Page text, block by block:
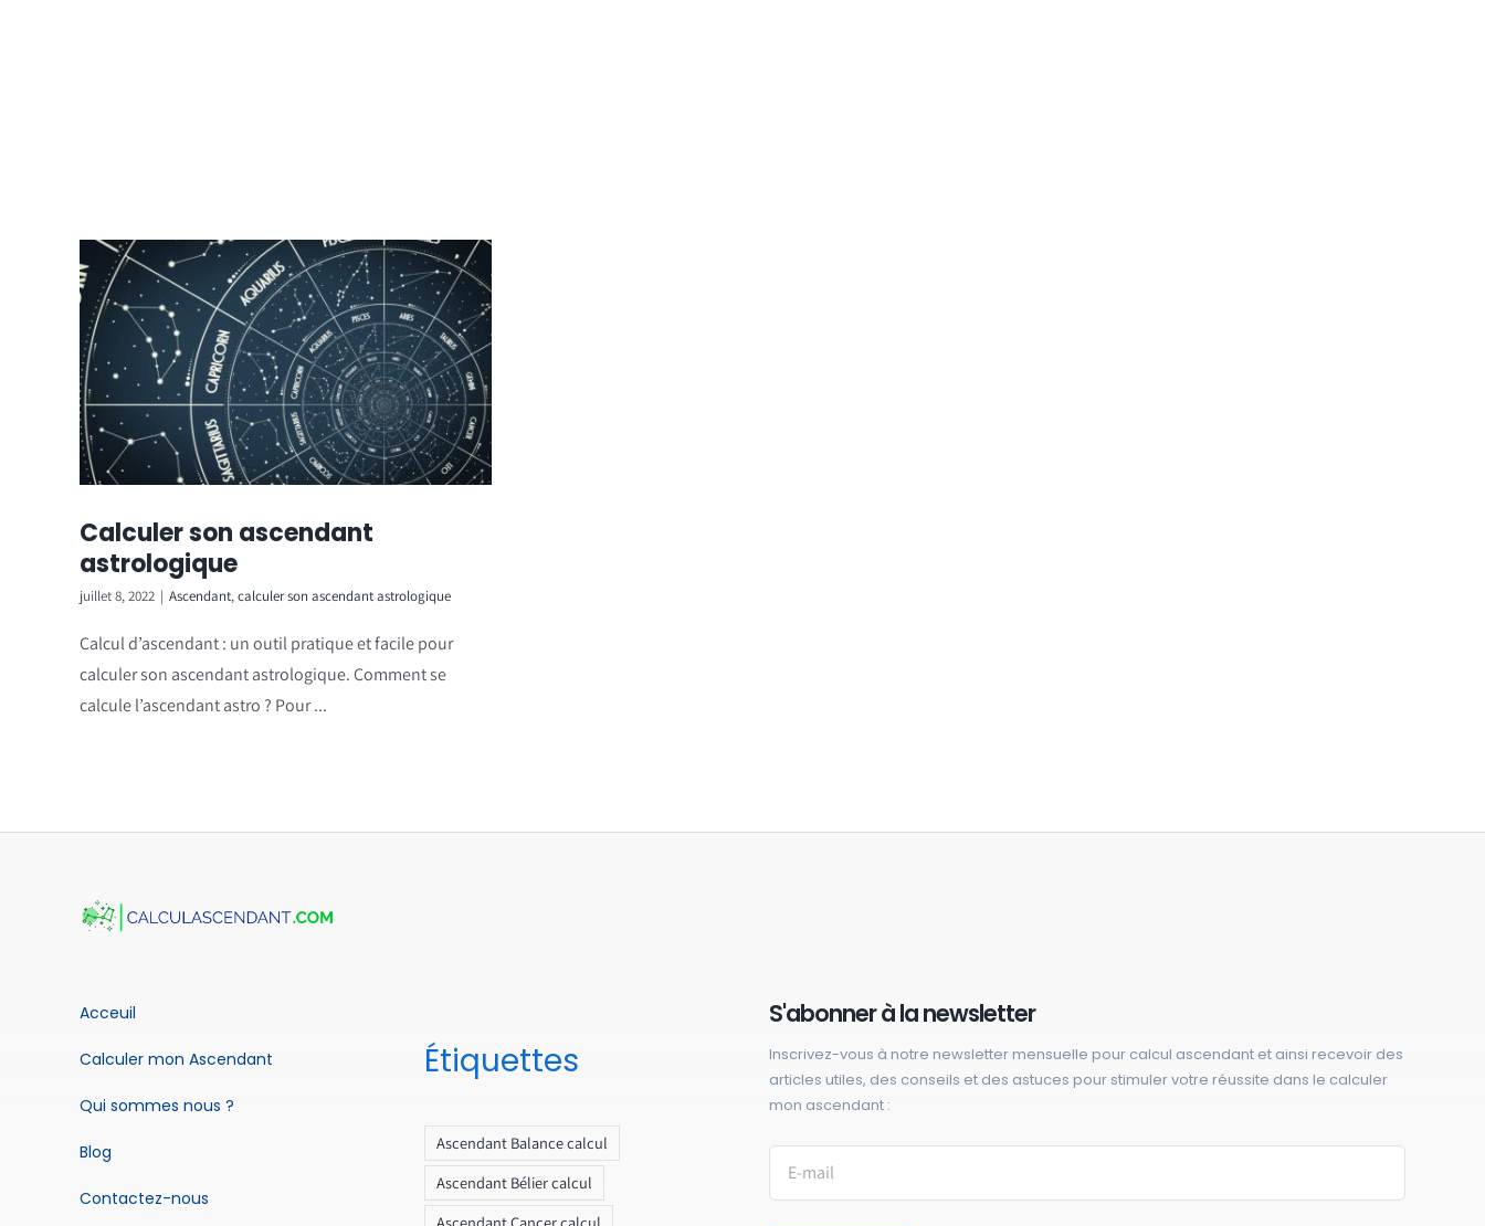
Calculer son ascendant
astrologique
juillet 8, 2022 | Ascendant,calculer son ascendant astrologique
Calcul d’ascendant : un outil pratique et facile pour
calculer son ascendant astrologique. Comment se
calcule l’ascendant astro ? Pour ...
Acceuil
Calculer mon Ascendant
Qui sommes nous ?
Blog
Contactez-nous
Étiquettes
Ascendant Balance calcul
Ascendant Bélier calcul
S'abonner à la newsletter
Inscrivez-vous à notre newsletter mensuelle pour calcul ascendant et ainsi recevoir des
articles utiles, des conseils et des astuces pour stimuler votre réussite dans le calculer
mon ascendant :